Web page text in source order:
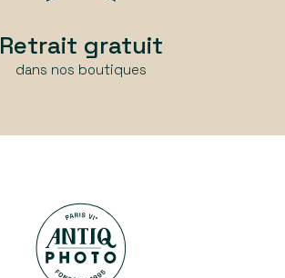
Retrait gratuit
dans nos boutiques